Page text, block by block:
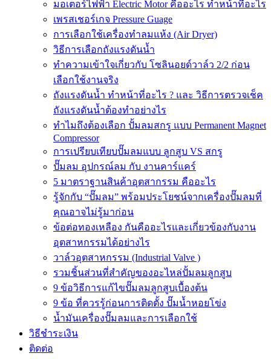
มอเตอร์ไฟฟ้า Electric Motor คืออะไร ทำหน้าที่อะไร
เพรสเชอร์เกจ Pressure Guage
การเลือกใช้เครื่องทำลมแห้ง (Air Dryer)
วิธีการเลือกถังแรงดันน้ำ
ทำความเข้าใจเกี่ยวกับ โซลินอยด์วาล์ว 2/2 ก่อน
เลือกใช้งานจริง
ถังแรงดันน้ำ ทำหน้าที่อะไร ? และ วิธีการตรวจเช็ค
ถังแรงดันน้ำต้องทำอย่างไร
ทำไมถึงต้องเลือก ปั้มลมสกรู แบบ Permanent Magnet
Compressor
การเปรียบเทียบปั๊มลมแบบ ลูกสูบ VS สกรู
ปั๊มลม อุปกรณ์ลม กับ งานคาร์แคร์
5 มาตราฐานสินค้าอุตสากรรม คืออะไร
รู้จักกับ “ปั๊มลม” พร้อมประโยชน์จากเครื่องปั๊มลมที่
คุณอาจไม่รู้มาก่อน
ข้อต่อทองเหลือง กันคืออะไรและเกี่ยวข้องกับงาน
อุตสาหกรรมได้อย่างไร
วาล์วอุตสาหกรรม (Industrial Valve )
รวมชิ้นส่วนที่สำคัญของอะไหล่ปั้มลมลูกสูบ
9 ข้อวิธีการแก้ไขปั๊มลมลูกสูบเบื้องต้น
9 ข้อ ที่ควรรู้ก่อนการติดตั้ง ปั๊มน้ำหอยโข่ง
น้ำมันเครื่องปั๊มลมและการเลือกใช้
วิธีชำระเงิน
ติดต่อ